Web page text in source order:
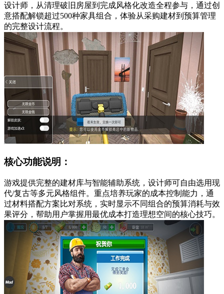
设计师，从清理破旧房屋到完成风格化改造全程参与，通过创
意搭配解锁超过500种家具组合，体验从采购建材到预算管理
的完整设计流程。
核心功能说明：
游戏提供完整的建材库与智能辅助系统，设计师可自由选用现
代/复古等多元风格组件。重点培养玩家的成本控制能力，通
过材料搭配方案比对系统，实时显示不同组合的预算消耗与效
果评分，帮助用户掌握用最优成本打造理想空间的核心技巧。